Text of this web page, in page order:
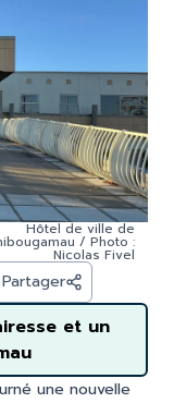
Hôtel de ville de
/ Photo :
Nicolas Fivel
Partager
et un
une nouvelle